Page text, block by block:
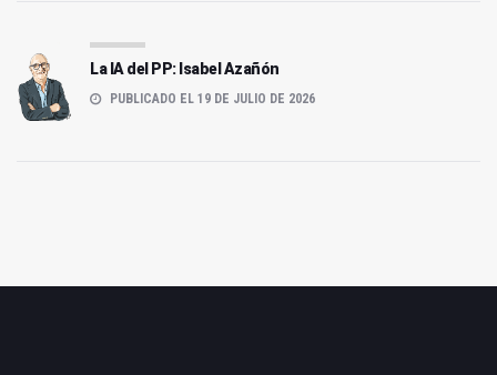
La IA del PP: Isabel Azañón
PUBLICADO EL 19 DE JULIO DE 2026